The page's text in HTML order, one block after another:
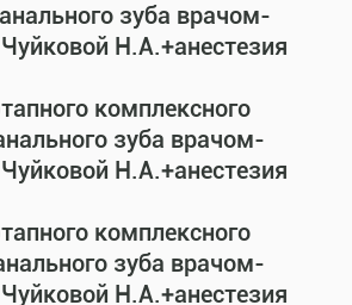
зуба врачом-
Н.А.+анестезия
комплексного
зуба врачом-
Н.А.+анестезия
комплексного
зуба врачом-
Н.А.+анестезия